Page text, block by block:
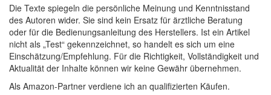
Die Texte spiegeln die persönliche Meinung und Kenntnisstand
des Autoren wider. Sie sind kein Ersatz für ärztliche Beratung
oder für die Bedienungsanleitung des Herstellers. Ist ein Artikel
nicht als „Test“ gekennzeichnet, so handelt es sich um eine
Einschätzung/Empfehlung. Für die Richtigkeit, Vollständigkeit und
Aktualität der Inhalte können wir keine Gewähr übernehmen.
Als Amazon-Partner verdiene ich an qualifizierten Käufen.